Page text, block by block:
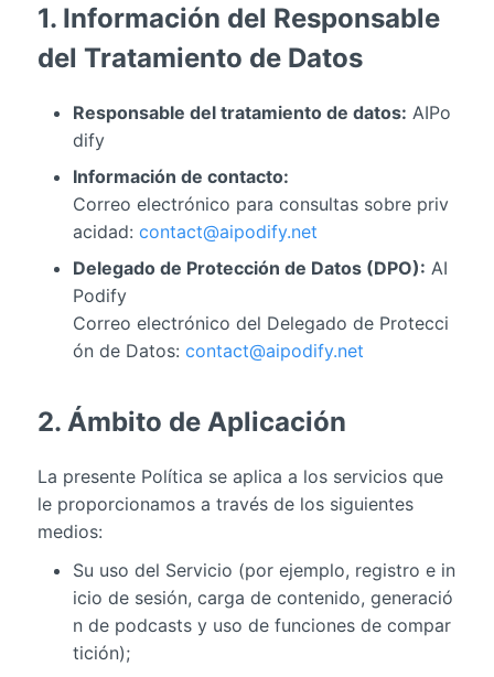
1. Información del Responsable
del Tratamiento de Datos
Responsable del tratamiento de datos: AIPo
dify
Información de contacto:
Correo electrónico para consultas sobre priv
acidad: contact@aipodify.net
Delegado de Protección de Datos (DPO): AI
Podify
Correo electrónico del Delegado de Protecci
ón de Datos: contact@aipodify.net
2. Ámbito de Aplicación
La presente Política se aplica a los servicios que
le proporcionamos a través de los siguientes
medios:
Su uso del Servicio (por ejemplo, registro e in
icio de sesión, carga de contenido, generació
n de podcasts y uso de funciones de compar
tición);